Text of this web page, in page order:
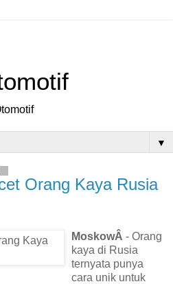
▼
Orang Kaya Rusia
MoskowÂ - Orang
kaya di Rusia
ternyata punya
cara unik untuk